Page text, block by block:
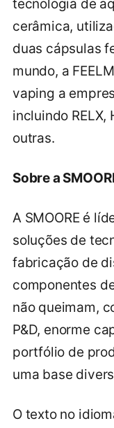
tecnologia de
cerâmica,
duas cápsulas
mundo, a
vaping a
incluindo RELX,
outras.
Sobre a
A SMOORE é
soluções de
fabricação de
componentes
não queimam,
P&D, enorme
portfólio de
uma base
O texto no